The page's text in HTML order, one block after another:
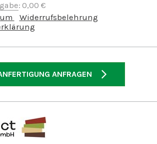
: 0,00 €
Widerrufsbelehrung
ANFRAGEN